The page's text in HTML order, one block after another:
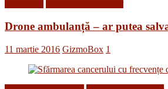
Drone ambulanță – ar putea
11 martie 2016 GizmoBox 1